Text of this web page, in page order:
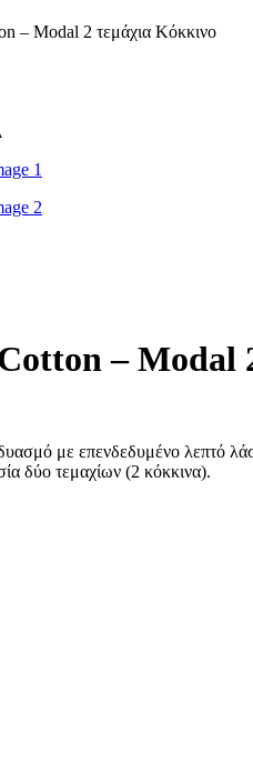
– Modal 2 τεμάχια Κόκκινο
– Modal
με επενδεδυμένο λεπτό
δύο τεμαχίων (2 κόκκινα).